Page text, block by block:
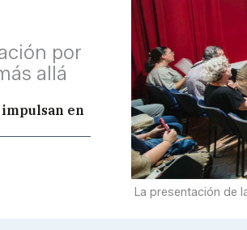
por
allá
en
La presentación de